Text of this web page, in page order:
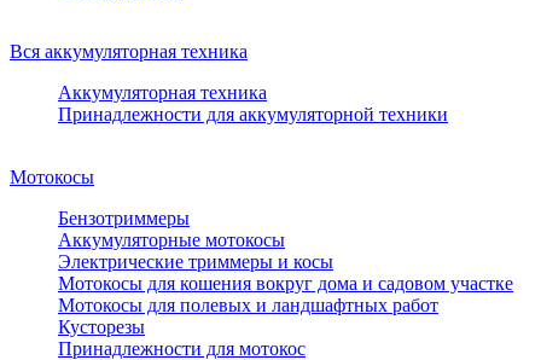
Вся аккумуляторная техника
Аккумуляторная техника
Принадлежности для аккумуляторной техники
Мотокосы
Бензотриммеры
Аккумуляторные мотокосы
Электрические триммеры и косы
Мотокосы для кошения вокруг дома и садовом участке
Мотокосы для полевых и ландшафтных работ
Кусторезы
Принадлежности для мотокос